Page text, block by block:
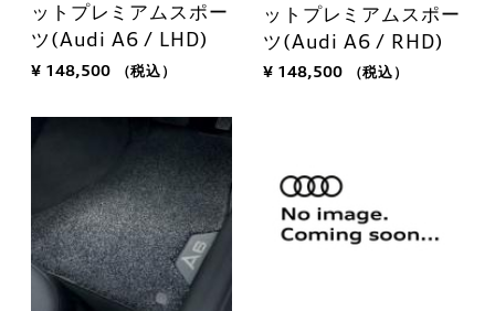
ットプレミアムスポー
ツ(Audi A6 / LHD)
¥ 148,500 （税込）
ットプレミアムスポー
ツ(Audi A6 / RHD)
¥ 148,500 （税込）